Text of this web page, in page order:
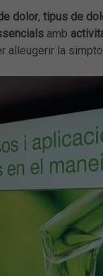
dolor, tipus de
amb
alleugerir la